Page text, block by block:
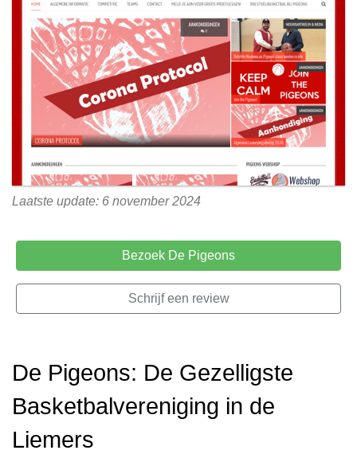
Laatste update: 6 november 2024
Bezoek De Pigeons
Schrijf een review
De Pigeons: De Gezelligste
Basketbalvereniging in de
Liemers